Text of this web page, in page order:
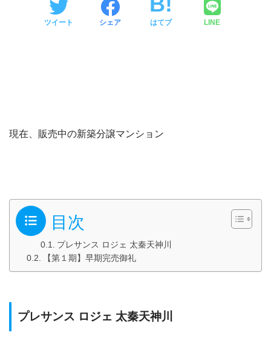
ツイート シェア はてブ LINE
現在、販売中の新築分譲マンション
目次
プレサンス ロジェ 太秦天神川
【第１期】早期完売御礼
プレサンス ロジェ 太秦天神川